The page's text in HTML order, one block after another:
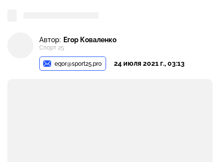
Автор: Егор Коваленко
Спорт 25
egor@sport25.pro 24 июля 2021 г., 03:13